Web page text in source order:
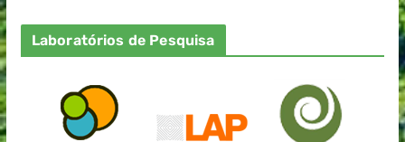
Laboratórios de Pesquisa